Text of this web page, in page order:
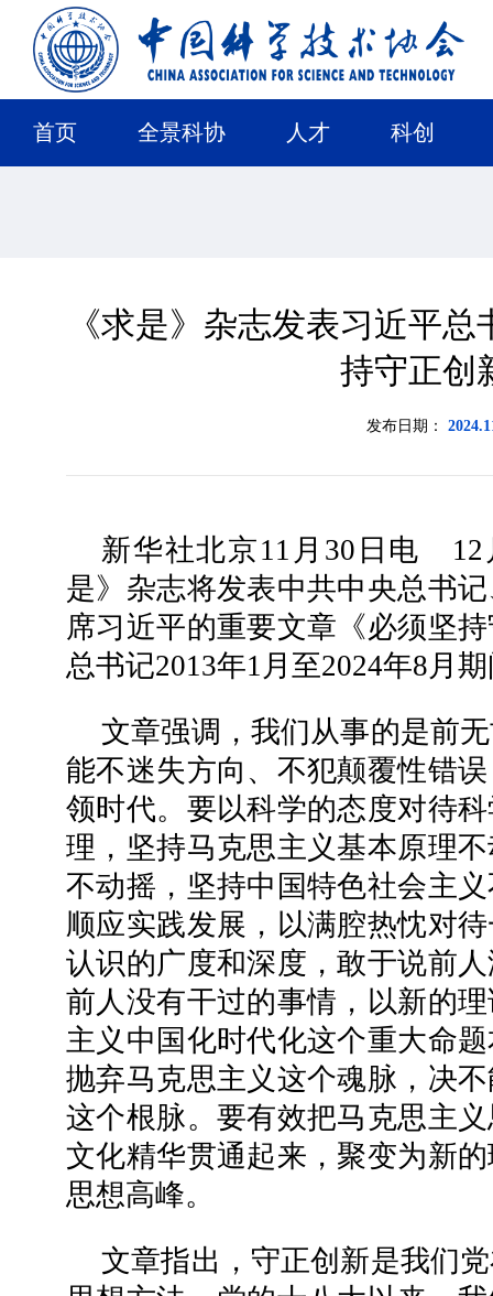
首页 全景科协 人才 科创
《求是》杂志发表习近平
持守正创
发布日期：
新华社北京11月30日电 12
是》杂志将发表中共中央总书
席习近平的重要文章《必须坚
总书记2013年1月至2024年8月
文章强调，我们从事的是前
能不迷失方向、不犯颠覆性错
领时代。要以科学的态度对待
理，坚持马克思主义基本原理
不动摇，坚持中国特色社会主
顺应实践发展，以满腔热忱对
认识的广度和深度，敢于说前
前人没有干过的事情，以新的
主义中国化时代化这个重大命
抛弃马克思主义这个魂脉，决
这个根脉。要有效把马克思主
文化精华贯通起来，聚变为新
思想高峰。
文章指出，守正创新是我们